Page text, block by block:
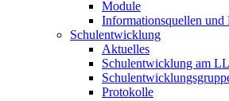
Module
Informationsquellen und
Schulentwicklung
Aktuelles
Schulentwicklung am
Protokolle